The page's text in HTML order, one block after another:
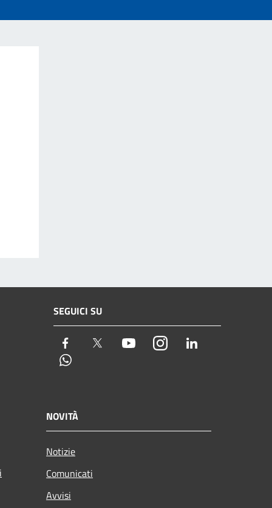
SEGUICI SU
Facebook Twitter YoutubeInstagram
NOVITÀ
Notizie
Comunicati
Avvisi